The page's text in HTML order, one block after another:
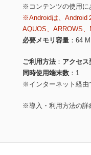
※コンテンツの使用に
※Androidは、Android
AQUOS、ARROWS
必要メモリ容量
64
ご利用方法
アクセス
同時使用端末数
1
※インターネット経由
※導入・利用方法の詳